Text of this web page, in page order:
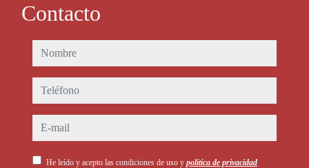
Contacto
nombre
teléfono
e-mail
He leído y acepto las condiciones de uso y política de privacidad